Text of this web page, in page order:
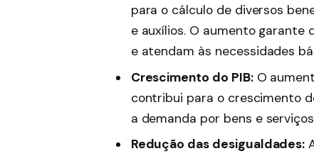
para o cálculo de diversos
e auxílios. O aumento garante
e atendam às necessidades
Crescimento do PIB:O
contribui para o crescimento
a demanda por bens e
Redução das desigualdades: